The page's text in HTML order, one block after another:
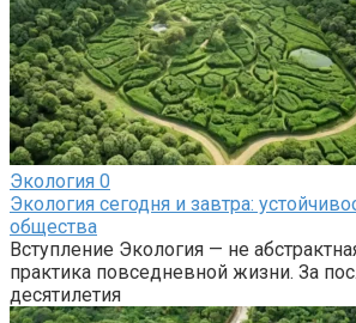
Экология 0
Экология сегодня и завтра:
общества
Вступление Экология — не
практика повседневной жизни. За
десятилетия